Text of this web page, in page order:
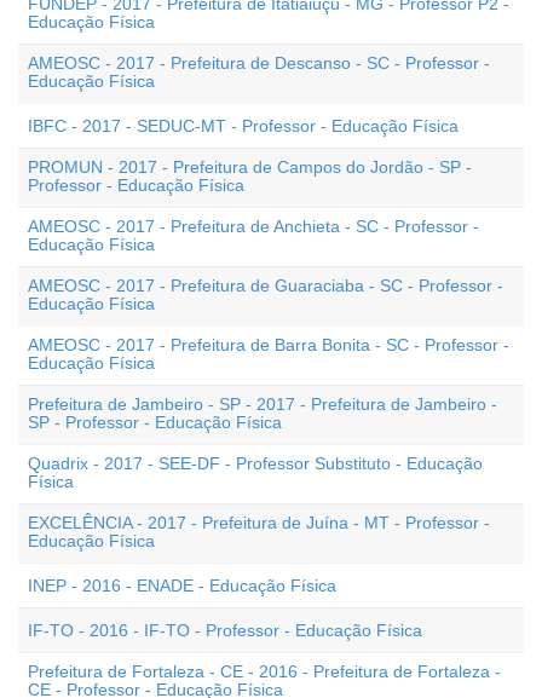
Educação Física
AMEOSC - 2017 - Prefeitura de Descanso - SC - Professor -
Educação Física
IBFC - 2017 - SEDUC-MT - Professor - Educação Física
PROMUN - 2017 - Prefeitura de Campos do Jordão - SP -
Professor - Educação Física
AMEOSC - 2017 - Prefeitura de Anchieta - SC - Professor -
Educação Física
AMEOSC - 2017 - Prefeitura de Guaraciaba - SC - Professor -
Educação Física
AMEOSC - 2017 - Prefeitura de Barra Bonita - SC - Professor -
Educação Física
Prefeitura de Jambeiro - SP - 2017 - Prefeitura de Jambeiro -
SP - Professor - Educação Física
Quadrix - 2017 - SEE-DF - Professor Substituto - Educação
Física
EXCELÊNCIA - 2017 - Prefeitura de Juína - MT - Professor -
Educação Física
INEP - 2016 - ENADE - Educação Física
IF-TO - 2016 - IF-TO - Professor - Educação Física
Prefeitura de Fortaleza - CE - 2016 - Prefeitura de Fortaleza -
CE - Professor - Educação Física